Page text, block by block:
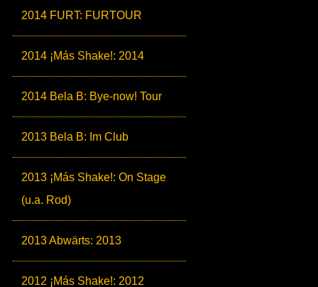
2014 FURT: FURTOUR
2014 ¡Más Shake!: 2014
2014 Bela B: Bye-now! Tour
2013 Bela B: Im Club
2013 ¡Más Shake!: On Stage
(u.a. Rod)
2013 Abwärts: 2013
2012 ¡Más Shake!: 2012